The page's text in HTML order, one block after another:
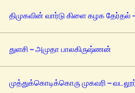
திமுகவின் வார்டு கிளை கழக
துளசி – அமுதா பாலகிருஷ்ணன்
முத்துக்கொடிக்கொரு முகவரி –